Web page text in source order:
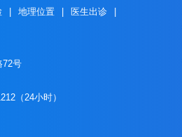
地理位置 医生出诊
72号
（24小时）